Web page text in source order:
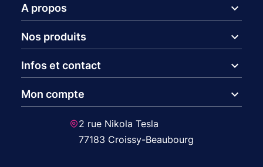
A propos expand_more
Nos produits expand_more
Infos et contact expand_more
Mon compte expand_more
2 rue Nikola Tesla
77183 Croissy-Beaubourg